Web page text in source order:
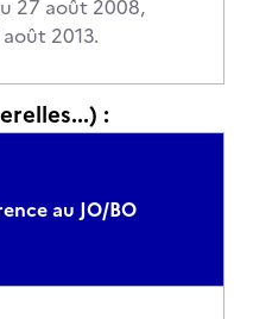
27 août 2008,
2013.
:
au JO/BO